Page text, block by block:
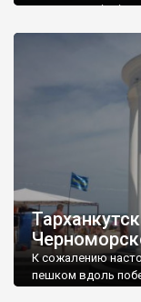
запрошую
К сожалению
пешком вдоль